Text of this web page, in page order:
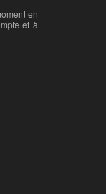
en
et à